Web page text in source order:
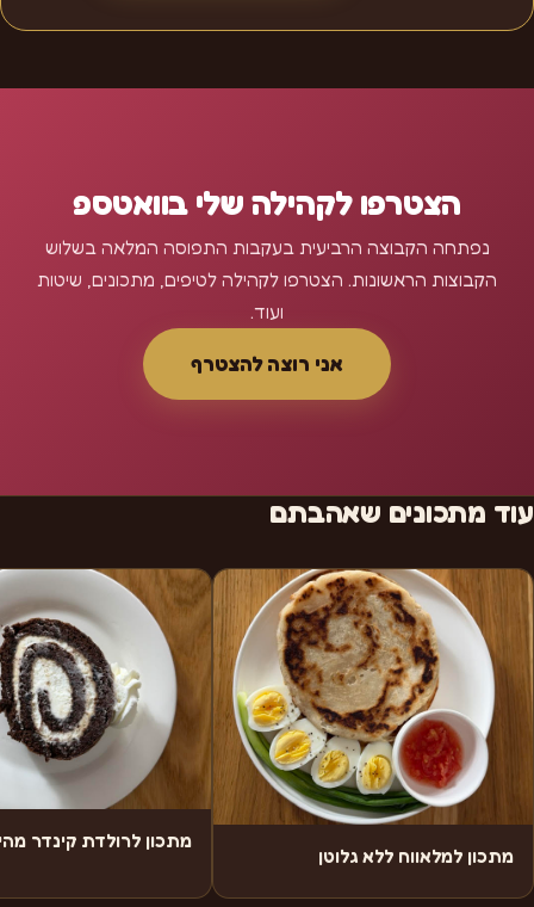
הצטרפו לקהילה שלי בוואטספ
נפתחה הקבוצה הרביעית בעקבות התפוסה המלאה בשלוש
הקבוצות הראשונות. הצטרפו לקהילה לטיפים, מתכונים, שיטות
ועוד.
אני רוצה להצטרף
עוד מתכונים שאהבתם
מתכון למלאווח ללא גלוטן
מתכון לרולדת קינדר